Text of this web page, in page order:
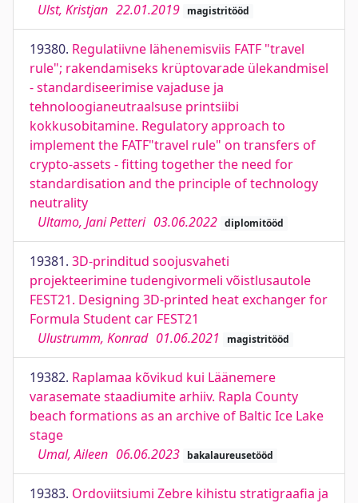
Ulst, Kristjan 22.01.2019 magistritööd
19380. Regulatiivne lähenemisviis FATF "travel
rule"; rakendamiseks krüptovarade ülekandmisel
- standardiseerimise vajaduse ja
tehnoloogianeutraalsuse printsiibi
kokkusobitamine. Regulatory approach to
implement the FATF"travel rule" on transfers of
crypto-assets - fitting together the need for
standardisation and the principle of technology
neutrality
Ultamo, Jani Petteri 03.06.2022 diplomitööd
19381. 3D-prinditud soojusvaheti
projekteerimine tudengivormeli võistlusautole
FEST21. Designing 3D-printed heat exchanger for
Formula Student car FEST21
Ulustrumm, Konrad 01.06.2021 magistritööd
19382. Raplamaa kõvikud kui Läänemere
varasemate staadiumite arhiiv. Rapla County
beach formations as an archive of Baltic Ice Lake
stage
Umal, Aileen 06.06.2023 bakalaureusetööd
19383. Ordoviitsiumi Zebre kihistu stratigraafia ja